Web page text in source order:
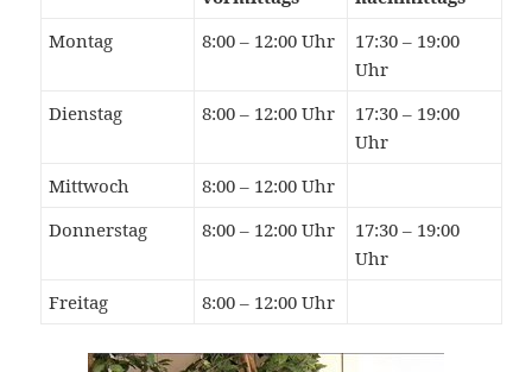
Montag
8:00 – 12:00 Uhr
17:30 – 19:00
Uhr
Dienstag
8:00 – 12:00 Uhr
17:30 – 19:00
Uhr
Mittwoch
8:00 – 12:00 Uhr
Donnerstag
8:00 – 12:00 Uhr
17:30 – 19:00
Uhr
Freitag
8:00 – 12:00 Uhr